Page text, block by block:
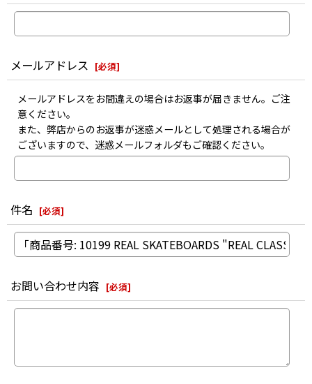
メールアドレス [必須]
メールアドレスをお間違えの場合はお返事が届きません。ご注
意ください。
また、弊店からのお返事が迷惑メールとして処理される場合が
ございますので、迷惑メールフォルダもご確認ください。
件名 [必須]
お問い合わせ内容 [必須]